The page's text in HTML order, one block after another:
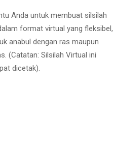
Anda untuk membuat silsilah
format virtual yang fleksibel,
anabul dengan ras maupun
(Catatan: Silsilah Virtual ini
dicetak).